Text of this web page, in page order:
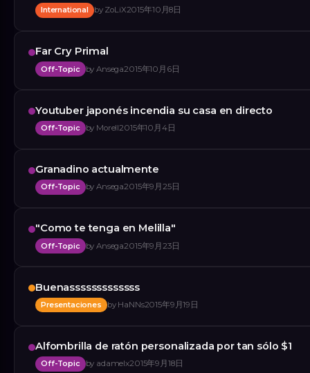
International by ZoLiX2015年10月8日
Far Cry Primal
Off-Topic by Ansega2015年10月6日
Youtuber japonés incendia su casa en directo
Off-Topic by Morell2015年10月4日
Granadino actualmente
Off-Topic by Ansega2015年9月25日
"Como te tenga en Melilla"
Off-Topic by Ansega2015年9月23日
Buenasssssssssssss
Presentaciones by HaNNs2015年9月19日
Alfombrilla de ratón personalizada por tan sólo $1
Off-Topic by adamelx2015年9月18日